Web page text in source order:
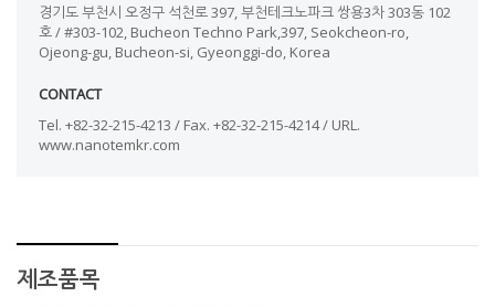
경기도 부천시 오정구 석천로 397, 부천테크노파크 쌍용3차 303동 102
호 / #303-102, Bucheon Techno Park,397, Seokcheon-ro,
Ojeong-gu, Bucheon-si, Gyeonggi-do, Korea
CONTACT
Tel. +82-32-215-4213 / Fax. +82-32-215-4214 / URL.
www.nanotemkr.com
제조품목